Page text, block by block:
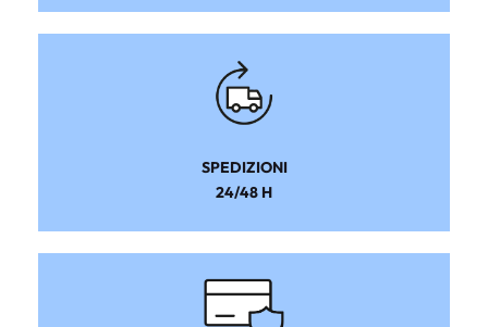
SPEDIZIONI
24/48 H